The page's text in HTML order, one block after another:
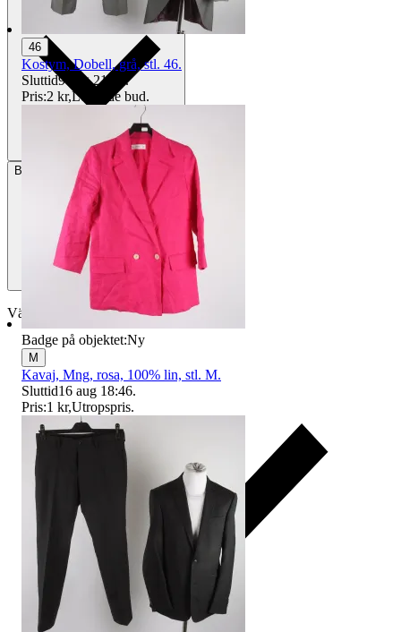
Betalning Via Tradera
Välj till köparskydd
46
Kostym, Dobell, grå, stl. 46.
Sluttid9 aug 21:27
.
Pris:2 kr,Ledande bud.
Badge på objektet:Ny
M
Kavaj, Mng, rosa, 100% lin, stl. M.
Sluttid16 aug 18:46.
Pris:1 kr,Utropspris.